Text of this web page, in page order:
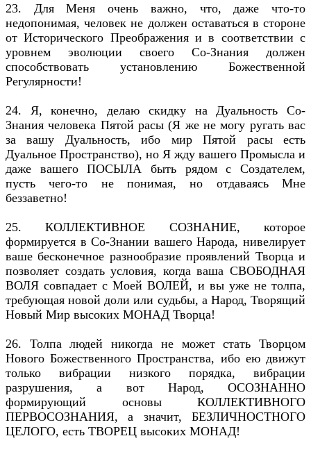
23. Для Меня очень важно, что, даже что-то
недопонимая, человек не должен оставаться в стороне
от Исторического Преображения и в соответствии с
уровнем эволюции своего Со-Знания должен
способствовать установлению Божественной
Регулярности!
24. Я, конечно, делаю скидку на Дуальность Со-
Знания человека Пятой расы (Я же не могу ругать вас
за вашу Дуальность, ибо мир Пятой расы есть
Дуальное Пространство), но Я жду вашего Промысла и
даже вашего ПОСЫЛА быть рядом с Создателем,
пусть чего-то не понимая, но отдаваясь Мне
беззаветно!
25. КОЛЛЕКТИВНОЕ СОЗНАНИЕ, которое
формируется в Со-Знании вашего Народа, нивелирует
ваше бесконечное разнообразие проявлений Творца и
позволяет создать условия, когда ваша СВОБОДНАЯ
ВОЛЯ совпадает с Моей ВОЛЕЙ, и вы уже не толпа,
требующая новой доли или судьбы, а Народ, Творящий
Новый Мир высоких МОНАД Творца!
26. Толпа людей никогда не может стать Творцом
Нового Божественного Пространства, ибо ею движут
только вибрации низкого порядка, вибрации
разрушения, а вот Народ, ОСОЗНАННО
формирующий основы КОЛЛЕКТИВНОГО
ПЕРВОСОЗНАНИЯ, а значит, БЕЗЛИЧНОСТНОГО
ЦЕЛОГО, есть ТВОРЕЦ высоких МОНАД!